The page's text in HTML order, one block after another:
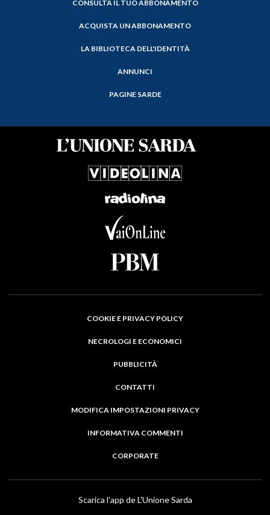
CONSULTA IL TUO ABBONAMENTO
ACQUISTA UN ABBONAMENTO
LA BIBLIOTECA DELL'IDENTITÀ
ANNUNCI
PAGINE SARDE
COOKIE E PRIVACY POLICY
NECROLOGI E ECONOMICI
PUBBLICITÀ
CONTATTI
MODIFICA IMPOSTAZIONI PRIVACY
INFORMATIVA COMMENTI
CORPORATE
Scarica l'app de L'Unione Sarda